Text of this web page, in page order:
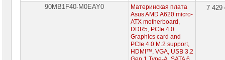
90MB1F40-M0EAY0
Материнская плата
Asus AMD A620 micro-
ATX motherboard,
DDR5, PCIe 4.0
Graphics card and
PCIe 4.0 M.2 support,
HDMI™, VGA, USB 3.2
7